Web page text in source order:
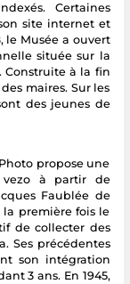
Certaines
site internet et
le Musée a ouvert
située sur la
à la fin
maires. Sur les
des jeunes de
propose une
vezo à partir de
Faublée de
la première fois le
de collecter des
Ses précédentes
son intégration
3 ans. En 1945,